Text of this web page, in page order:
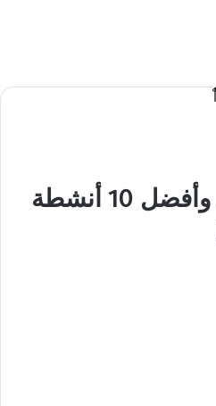
برج خليفة بدبى.. وأفضل 10 أنشطة